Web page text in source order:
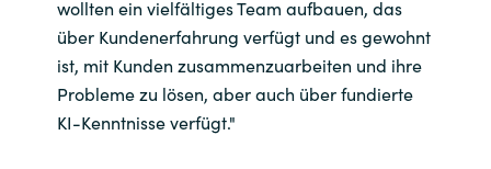
Romania
Serbia
Slovenia
wollten ein vielfältiges Team aufbauen, das
über Kundenerfahrung verfügt und es gewohnt
ist, mit Kunden zusammenzuarbeiten und ihre
Probleme zu lösen, aber auch über fundierte
KI-Kenntnisse verfügt."